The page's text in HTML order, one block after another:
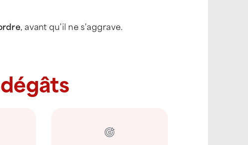
, avant qu’il ne s’aggrave.